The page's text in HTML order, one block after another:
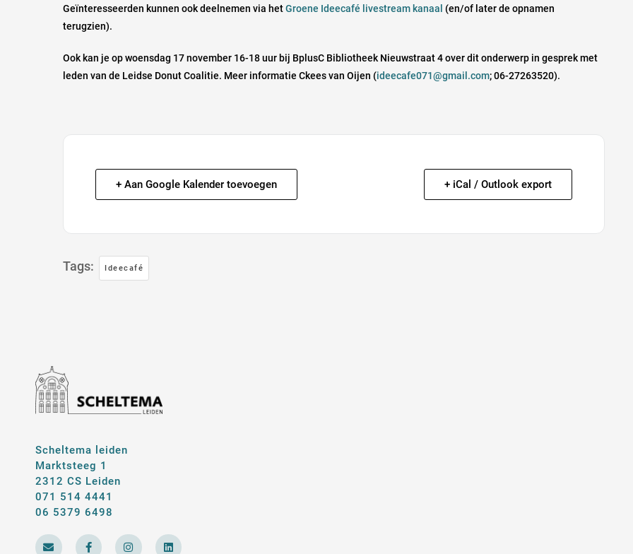
Geïnteresseerden kunnen ook deelnemen via hetGroene Ideecafé livestream kanaal (en/of later de opnamen
terugzien).
Ook kan je op woensdag 17 november 16-18 uur bij BplusC Bibliotheek Nieuwstraat 4 over dit onderwerp in gesprek met
leden van de Leidse Donut Coalitie. Meer informatie Ckees van Oijen (ideecafe071@gmail.com; 06-27263520).
+ Aan Google Kalender toevoegen + iCal / Outlook export
Tags: Ideecafé
Scheltema leiden
Marktsteeg 1
2312 CS Leiden
071 514 4441
06 5379 6498
E
n
F
a
I
n
L
i